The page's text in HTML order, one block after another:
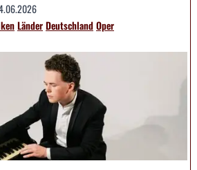
LänderDeutschlandOper